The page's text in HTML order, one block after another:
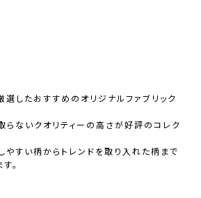
選したおすすめのオリジナルファブリック
らないクオリティーの高さが好評のコレク
やすい柄からトレンドを取り入れた柄まで
。